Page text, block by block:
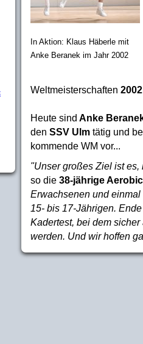
In Aktion: Klaus Häberle mit
Anke Beranek im Jahr 2002
Weltmeisterschaften 2002
Heute sind Anke
den SSV Ulm tätig und
kommende WM vor...
"Unser großes Ziel ist
so die 38-jährige
Erwachsenen und
15- bis 17-Jährigen.
Kadertest, bei dem
werden. Und wir hoffen